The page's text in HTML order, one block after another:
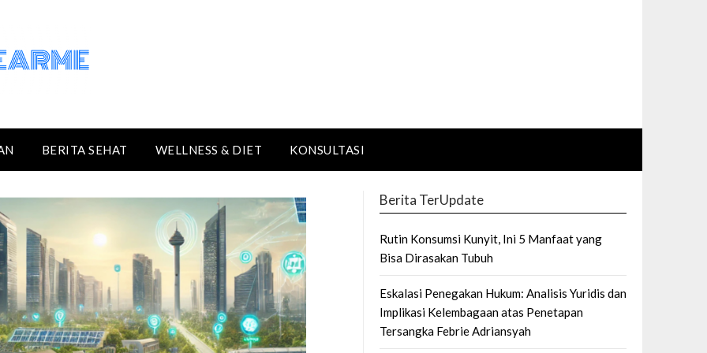
BERITA SEHAT WELLNESS & DIET KONSULTASI
Berita TerUpdate
Rutin Konsumsi Kunyit, Ini 5 Manfaat yang
Bisa Dirasakan Tubuh
Eskalasi Penegakan Hukum: Analisis Yuridis dan
Implikasi Kelembagaan atas Penetapan
Tersangka Febrie Adriansyah